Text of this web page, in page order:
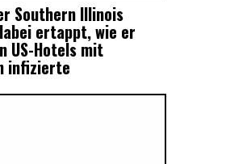
Southern Illinois
ertappt, wie er
US-Hotels mit
infizierte